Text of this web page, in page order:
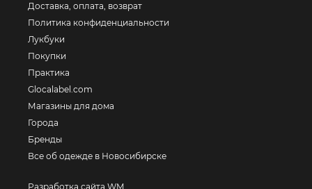
Доставка, оплата, возврат
Политика конфиденциальности
Лукбуки
Покупки
Практика
Glocalabel.com
Магазины для дома
Города
Бренды
Все об одежде в Новосибирске
Разработка сайта WM